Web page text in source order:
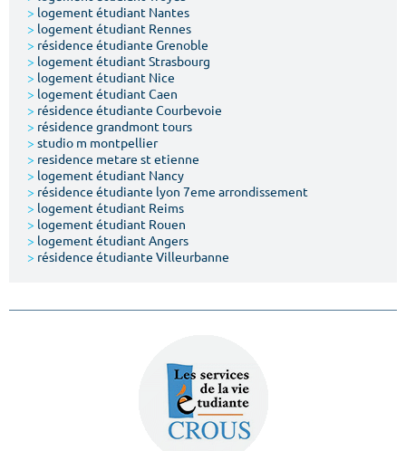
Votre date d'entrée
Chercher
> logement étudiant Nantes
> logement étudiant Rennes
> résidence étudiante Grenoble
> logement étudiant Strasbourg
> logement étudiant Nice
> logement étudiant Caen
> résidence étudiante Courbevoie
> résidence grandmont tours
> studio m montpellier
> residence metare st etienne
> logement étudiant Nancy
> résidence étudiante lyon 7eme arrondissement
> logement étudiant Reims
> logement étudiant Rouen
> logement étudiant Angers
> résidence étudiante Villeurbanne